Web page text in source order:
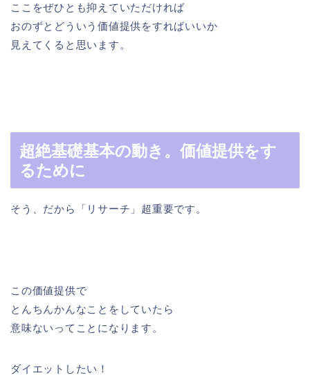
ここをぜひとも抑えていただければ
おのずとどういう価値提供をすればいいか
見えてくると思います。
超絶基礎基本の動き。価値提供をす
るために
そう、だから「リサーチ」超重要です。
この価値提供で
とんちんかんなことをしていたら
意味ないってことになります。
ダイエットしたい！